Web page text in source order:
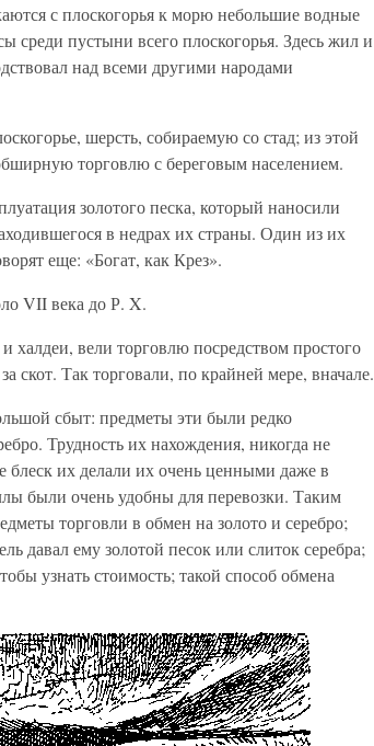
с плоскогорья к морю небольшие водные
среди пустыни всего плоскогорья. Здесь жил и
над всеми другими народами
шерсть, собираемую со стад; из этой
торговлю с береговым населением.
золотого песка, который наносили
в недрах их страны. Один из их
еще: «Богат, как Крез».
VII века до Р. X.
халдеи, вели торговлю посредством простого
скот. Так торговали, по крайней мере, вначале.
сбыт: предметы эти были редко
Трудность их нахождения, никогда не
их делали их очень ценными даже в
были очень удобны для перевозки. Таким
торговли в обмен на золото и серебро;
давал ему золотой песок или слиток серебра;
узнать стоимость; такой способ обмена